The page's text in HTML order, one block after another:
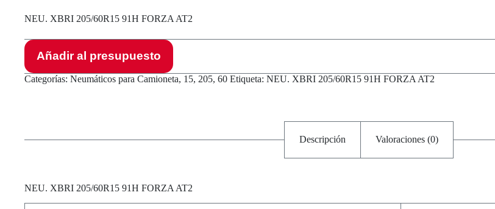
NEU. XBRI 205/60R15 91H FORZA AT2
Añadir al presupuesto
Categorías: Neumáticos para Camioneta, 15, 205, 60 Etiqueta: NEU. XBRI 205/60R15 91H FORZA AT2
Descripción Valoraciones (0)
NEU. XBRI 205/60R15 91H FORZA AT2